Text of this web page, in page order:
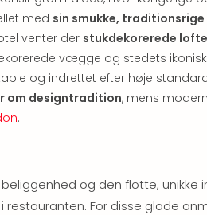
med sin smukke,
venter der stukdekorerede
vægge og stedets
og indrettet efter høje
om designtradition, mens
.
og den flotte, unikke
For disse glade